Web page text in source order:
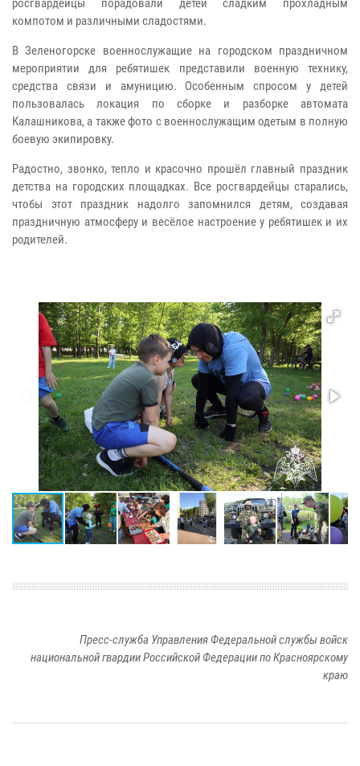
росгвардейцы порадовали детей сладким прохладным
компотом и различными сладостями.
В Зеленогорске военнослужащие на городском праздничном
мероприятии для ребятишек представили военную технику,
средства связи и амуницию. Особенным спросом у детей
пользовалась локация по сборке и разборке автомата
Калашникова, а также фото с военнослужащим одетым в полную
боевую экипировку.
Радостно, звонко, тепло и красочно прошёл главный праздник
детства на городских площадках. Все росгвардейцы старались,
чтобы этот праздник надолго запомнился детям, создавая
праздничную атмосферу и весёлое настроение у ребятишек и их
родителей.
Пресс-служба Управления Федеральной службы войск
национальной гвардии Российской Федерации по Красноярскому
краю